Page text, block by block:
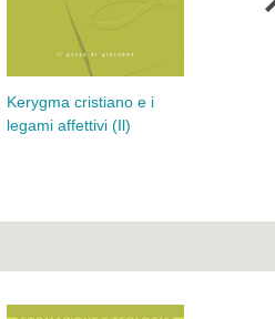
Kerygma cristiano e i
legami affettivi (Il)